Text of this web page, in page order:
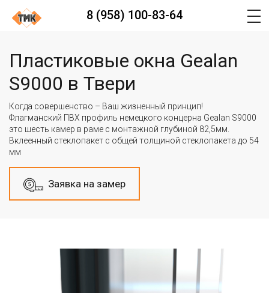
8 (958) 100-83-64
Главная
Пластиковые окна Gealan
S9000 в Твери
Когда совершенство – Ваш жизненный принцип!
Флагманский ПВХ профиль немецкого концерна Gealan S9000
это шесть камер в раме с монтажной глубиной 82,5мм.
Вклеенный стеклопакет с общей толщиной стеклопакета до 54
мм
Заявка на замер